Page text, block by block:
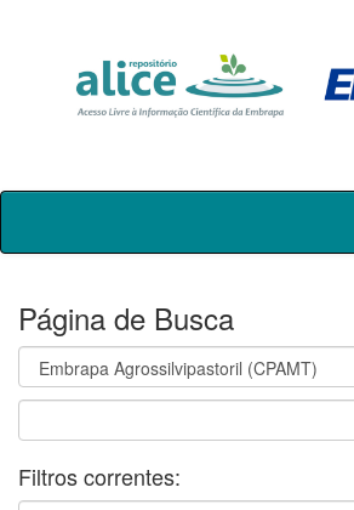
Skip
Página de Busca
Filtros correntes: